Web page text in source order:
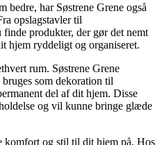
bedre, har Søstrene Grene også
opslagstavler til
produkter, der gør det nemt
hjem ryddeligt og organiseret.
rum. Søstrene Grene
som dekoration til
del af dit hjem. Disse
og vil kunne bringe glæde
komfort og stil til dit hjem på. Hos